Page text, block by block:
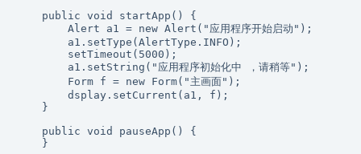
    public void startApp() {
        Alert a1 = new Alert("应用程序开始启动");
        a1.setType(AlertType.INFO);
        setTimeout(5000);
        a1.setString("应用程序初始化中 ，请稍等");
        Form f = new Form("主画面");
        dsplay.setCurrent(a1, f);
    }
    public void pauseApp() {
    }